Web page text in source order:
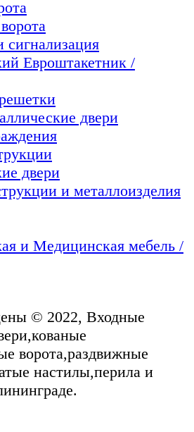
сигнализация
Евроштакетник /
двери
двери
и металлоизделия
и Медицинская мебель /
© 2022, Входные
ворота,раздвижные
настилы,перила и